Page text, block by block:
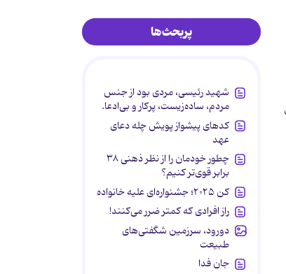
پربحث‌ها
شهید رئیسی، مردی بود از جنس
مردم، ساده‌زیست، پرکار و بی‌ادعا.
کدهای پیشواز پویش چله دعای
عهد
چطور خودمان را از نظر ذهنی ۳۸
برابر قوی‌تر کنیم؟
کن ۲۰۲۵؛ جشنواره‌ای علیه خانواده
راز افرادی که کمتر ضرر می‌کنند!
دورود، سرزمین شگفتی‌های
طبیعت
جان فدا